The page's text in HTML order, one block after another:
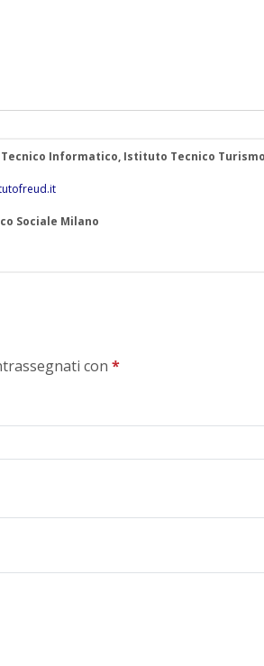
Informatico, Istituto Tecnico
Sociale Milano
con *